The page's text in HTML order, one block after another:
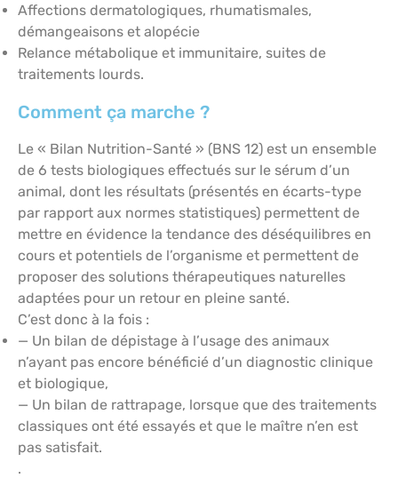
Affections dermatologiques, rhumatismales,
démangeaisons et alopécie
Relance métabolique et immunitaire, suites de
traitements lourds.
Comment ça marche ?
Le « Bilan Nutrition-Santé » (BNS 12) est un ensemble
de 6 tests biologiques effectués sur le sérum d’un
animal, dont les résultats (présentés en écarts-type
par rapport aux normes statistiques) permettent de
mettre en évidence la tendance des déséquilibres en
cours et potentiels de l’organisme et permettent de
proposer des solutions thérapeutiques naturelles
adaptées pour un retour en pleine santé.
C’est donc à la fois :
— Un bilan de dépistage à l’usage des animaux
n’ayant pas encore bénéficié d’un diagnostic clinique
et biologique,
— Un bilan de rattrapage, lorsque que des traitements
classiques ont été essayés et que le maître n’en est
pas satisfait.
.